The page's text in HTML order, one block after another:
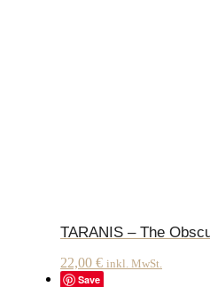
TARANIS – The
22,00 € inkl. MwSt.
Save